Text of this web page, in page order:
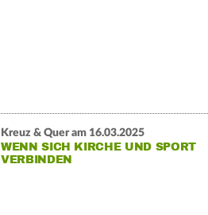
Kreuz & Quer am 16.03.2025
WENN SICH KIRCHE UND SPORT
VERBINDEN